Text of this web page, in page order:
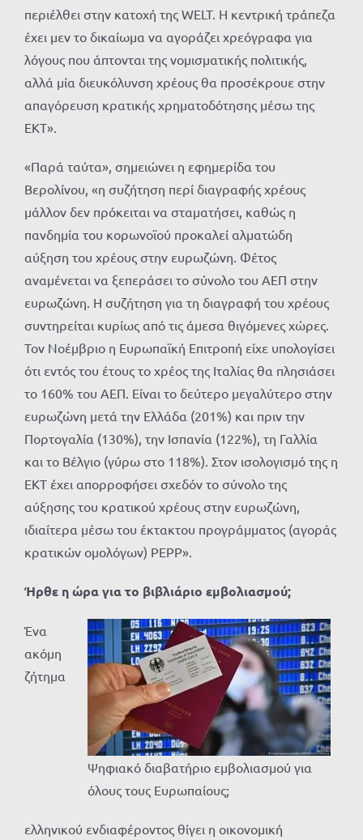
περιέλθει στην κατοχή της WELT. H κεντρική τράπεζα
έχει μεν το δικαίωμα να αγοράζει χρεόγραφα για
λόγους που άπτονται της νομισματικής πολιτικής,
αλλά μία διευκόλυνση χρέους θα προσέκρουε στην
απαγόρευση κρατικής χρηματοδότησης μέσω της
ΕΚΤ».
«Παρά ταύτα», σημειώνει η εφημερίδα του
Βερολίνου, «η συζήτηση περί διαγραφής χρέους
μάλλον δεν πρόκειται να σταματήσει, καθώς η
πανδημία του κορωνοϊού προκαλεί αλματώδη
αύξηση του χρέους στην ευρωζώνη. Φέτος
αναμένεται να ξεπεράσει το σύνολο του ΑΕΠ στην
ευρωζώνη. Η συζήτηση για τη διαγραφή του χρέους
συντηρείται κυρίως από τις άμεσα θιγόμενες χώρες.
Τον Νοέμβριο η Ευρωπαϊκή Επιτροπή είχε υπολογίσει
ότι εντός του έτους το χρέος της Ιταλίας θα πλησιάσει
το 160% του ΑΕΠ. Είναι το δεύτερο μεγαλύτερο στην
ευρωζώνη μετά την Ελλάδα (201%) και πριν την
Πορτογαλία (130%), την Ισπανία (122%), τη Γαλλία
και το Βέλγιο (γύρω στο 118%). Στον ισολογισμό της η
ΕΚΤ έχει απορροφήσει σχεδόν το σύνολο της
αύξησης του κρατικού χρέους στην ευρωζώνη,
ιδιαίτερα μέσω του έκτακτου προγράμματος (αγοράς
κρατικών ομολόγων) PEPP».
Ήρθε η ώρα για το βιβλιάριο εμβολιασμού;
Ψηφιακό διαβατήριο εμβολιασμού για
όλους τους Ευρωπαίους;
Ένα
ακόμη
ζήτημα
ελληνικού ενδιαφέροντος θίγει η οικονομική